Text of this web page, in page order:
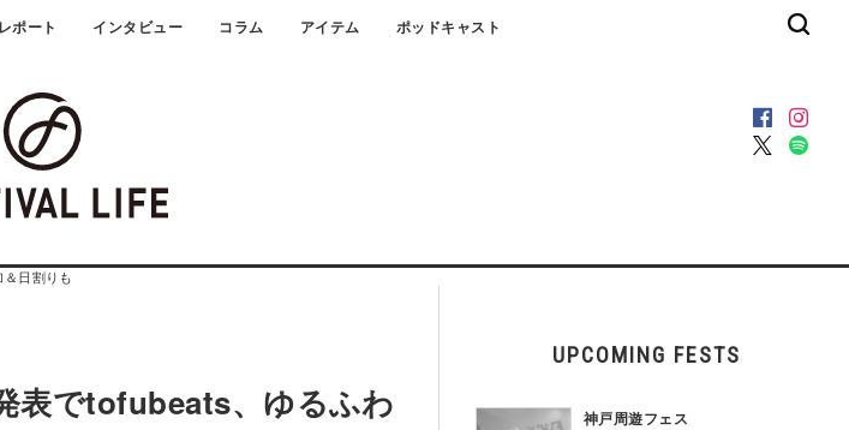
レポート インタビュー コラム アイテム ポッドキャスト
日割りも
表でtofubeats、ゆるふわ
UPCOMING FESTS
神戸周遊フェス